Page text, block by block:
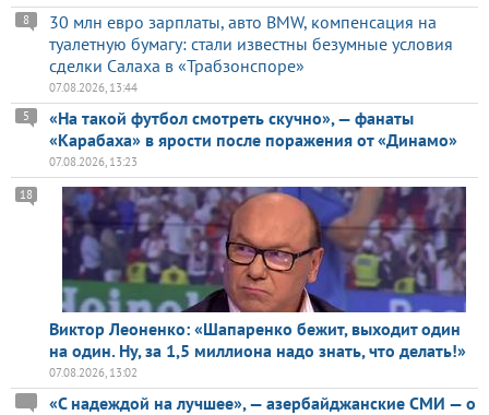
30 млн евро зарплаты, авто BMW, компенсация на
туалетную бумагу: стали известны безумные условия
сделки Салаха в «Трабзонспоре»
8
07.08.2026, 13:44
«На такой футбол смотреть скучно», — фанаты
«Карабаха» в ярости после поражения от «Динамо»
5
07.08.2026, 13:23
Виктор Леоненко: «Шапаренко бежит, выходит один
на один. Ну, за 1,5 миллиона надо знать, что делать!»
18
07.08.2026, 13:02
«С надеждой на лучшее», — азербайджанские СМИ — о